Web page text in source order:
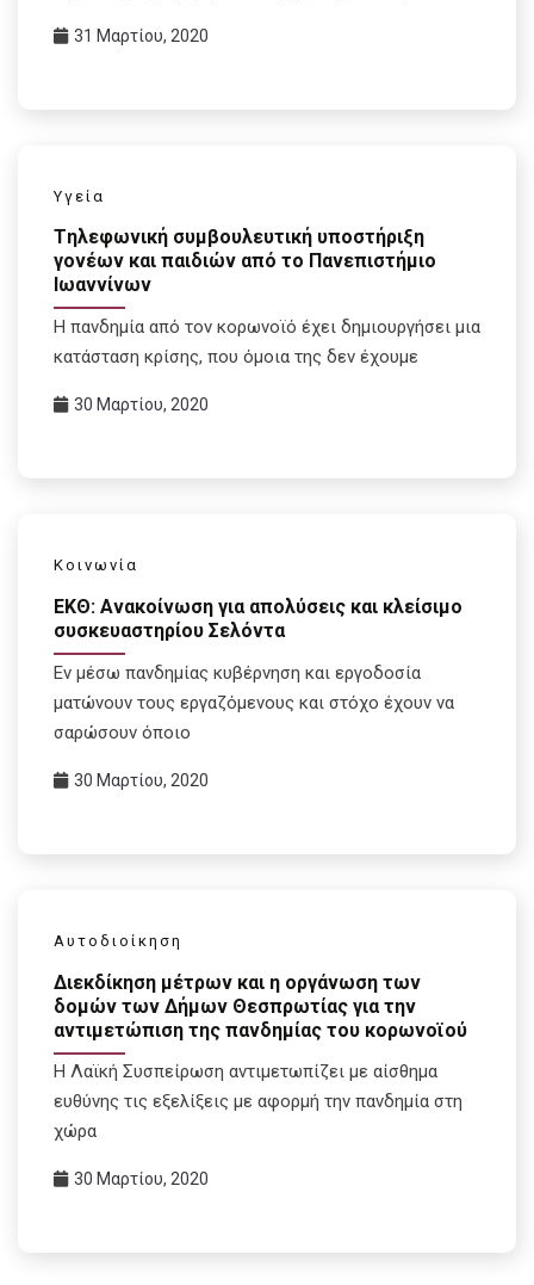
31 Μαρτίου, 2020
Υγεία
Tηλεφωνική συμβουλευτική υποστήριξη
γονέων και παιδιών από το Πανεπιστήμιο
Ιωαννίνων
Η πανδημία από τον κορωνοϊό έχει δημιουργήσει μια
κατάσταση κρίσης, που όμοια της δεν έχουμε
30 Μαρτίου, 2020
Κοινωνία
ΕΚΘ: Ανακοίνωση για απολύσεις και κλείσιμο
συσκευαστηρίου Σελόντα
Εν μέσω πανδημίας κυβέρνηση και εργοδοσία
ματώνουν τους εργαζόμενους και στόχο έχουν να
σαρώσουν όποιο
30 Μαρτίου, 2020
Αυτοδιοίκηση
Διεκδίκηση μέτρων και η οργάνωση των
δομών των Δήμων Θεσπρωτίας για την
αντιμετώπιση της πανδημίας του κορωνοϊού
Η Λαϊκή Συσπείρωση αντιμετωπίζει με αίσθημα
ευθύνης τις εξελίξεις με αφορμή την πανδημία στη
χώρα
30 Μαρτίου, 2020